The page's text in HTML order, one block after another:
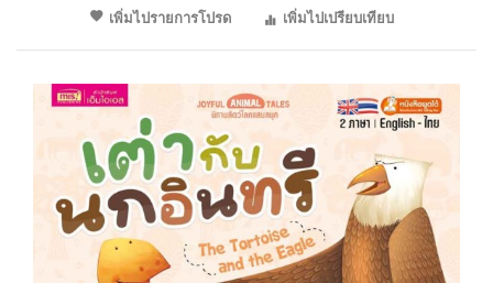
เพิ่มไปรายการโปรด
เพิ่มไปเปรียบเทียบ